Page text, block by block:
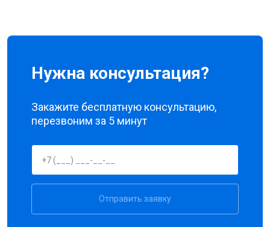
Нужна консультация?
Закажите бесплатную консультацию,
перезвоним за 5 минут
Отправить заявку